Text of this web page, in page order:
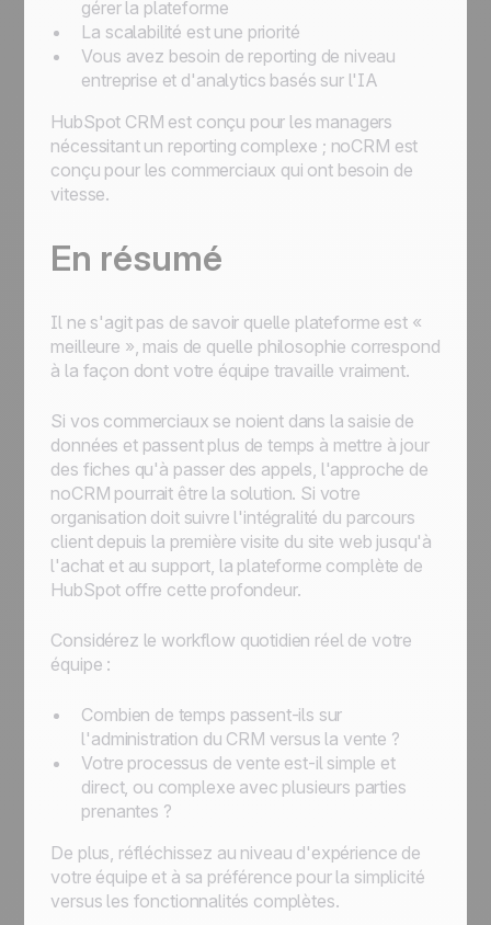
gérer la plateforme
La scalabilité est une priorité
Vous avez besoin de reporting de niveau
entreprise et d'analytics basés sur l'IA
HubSpot CRM est conçu pour les managers
nécessitant un reporting complexe ; noCRM est
conçu pour les commerciaux qui ont besoin de
vitesse.
En résumé
Il ne s'agit pas de savoir quelle plateforme est «
meilleure », mais de quelle philosophie correspond
à la façon dont votre équipe travaille vraiment.
Si vos commerciaux se noient dans la saisie de
données et passent plus de temps à mettre à jour
des fiches qu'à passer des appels, l'approche de
noCRM pourrait être la solution. Si votre
organisation doit suivre l'intégralité du parcours
client depuis la première visite du site web jusqu'à
l'achat et au support, la plateforme complète de
HubSpot offre cette profondeur.
Considérez le workflow quotidien réel de votre
équipe :
Combien de temps passent-ils sur
l'administration du CRM versus la vente ?
Votre processus de vente est-il simple et
direct, ou complexe avec plusieurs parties
prenantes ?
De plus, réfléchissez au niveau d'expérience de
votre équipe et à sa préférence pour la simplicité
versus les fonctionnalités complètes.